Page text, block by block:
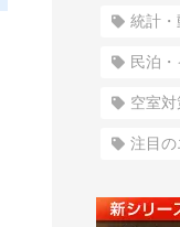
統計
民泊
空室対
注目の